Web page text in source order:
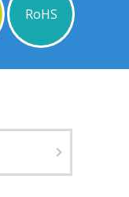
RoHS